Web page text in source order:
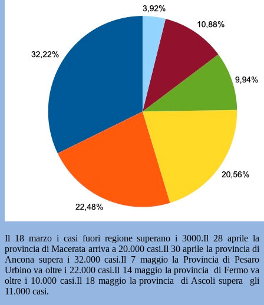
Il 18 marzo i casi fuori regione superano i 3000.Il 28 aprile la
provincia di Macerata arriva a 20.000 casi.Il 30 aprile la provincia di
Ancona supera i 32.000 casi.Il 7 maggio la Provincia di Pesaro
Urbino va oltre i 22.000 casi.Il 14 maggio la provincia di Fermo va
oltre i 10.000 casi.Il 18 maggio la provincia di Ascoli supera gli
11.000 casi.